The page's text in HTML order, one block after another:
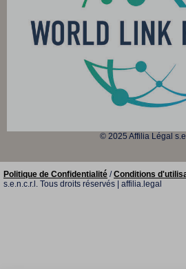
© 2025 Affilia Légal
Politique de Confidentialité / Conditions
s.e.n.c.r.l. Tous droits réservés | affilia.legal